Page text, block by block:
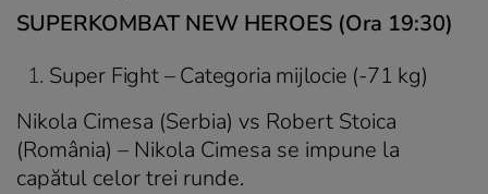
SUPERKOMBAT NEW HEROES (Ora 19:30)
Super Fight – Categoria mijlocie (-71 kg)
Nikola Cimesa (Serbia) vs Robert Stoica
(România) – Nikola Cimesa se impune la
capătul celor trei runde.